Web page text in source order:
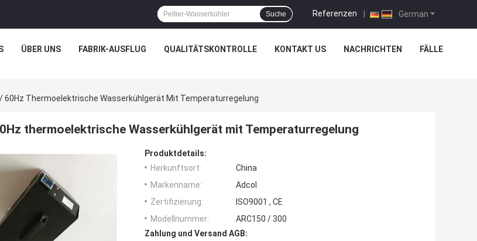
German
Referenzen |
Suche
ÜBER UNS FABRIK-AUSFLUG QUALITÄTSKONTROLLE KONTAKT US NACHRICHTEN FÄLLE
60Hz Thermoelektrische Wasserkühlgerät Mit Temperaturregelung
thermoelektrische Wasserkühlgerät mit Temperaturregelung
Produktdetails:
Herkunftsort:
China
Markenname:
Adcol
Zertifizierung:
ISO9001 , CE
Modellnummer:
ARC150 / 300
Zahlung und Versand AGB: